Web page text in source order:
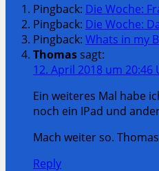
Pingback: Die Woche:
Pingback: Die Woche:
Pingback: Whats in my
Thomassagt:
12. April 2018 um 20:46
Ein weiteres Mal habe
noch ein IPad und
Mach weiter so. Thomas
Reply